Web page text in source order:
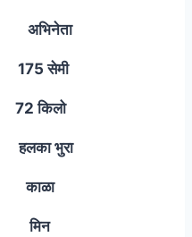
सेमी
भुरा